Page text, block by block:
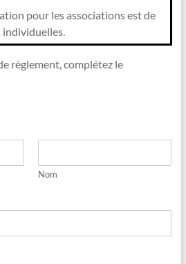
pour les associations est de
règlement, complétez le
Nom